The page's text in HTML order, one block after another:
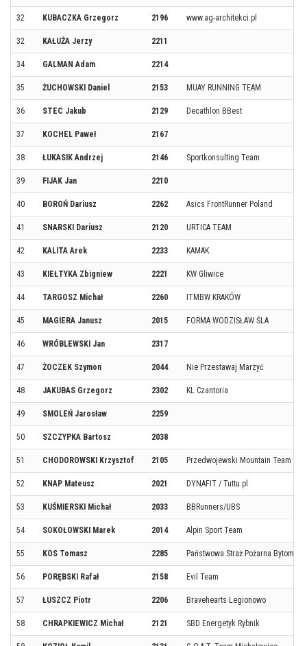
32 KUBACZKA Grzegorz 2196 www.ag-architekci.pl
32 KAŁUŻA Jerzy 2211
34 GALMAN Adam 2214
35 ŻUCHOWSKI Daniel 2153 MUAY RUNNING TEAM
36 STEC Jakub 2129 Decathlon BBest
37 KOCHEL Paweł 2167
38 ŁUKASIK Andrzej 2146 Sportkonsulting Team
39 FIJAK Jan 2210
40 BOROŃ Dariusz 2262 Asics FrontRunner Poland
41 SNARSKI Dariusz 2120 URTICA TEAM
42 KALITA Arek 2233 KAMAK
43 KIEŁTYKA Zbigniew 2221 KW Gliwice
44 TARGOSZ Michał 2260 ITMBW KRAKÓW
45 MAGIERA Janusz 2015 FORMA WODZISŁAW ŚLA
46 WRÓBLEWSKI Jan 2317
47 ŻOCZEK Szymon 2044 Nie Przestawaj Marzyć
48 JAKUBAS Grzegorz 2302 KL Czantoria
49 SMOLEŃ Jarosław 2259
50 SZCZYPKA Bartosz 2038
51 CHODOROWSKI Krzysztof 2105 Przedwojewski Mountain Team
52 KNAP Mateusz 2021 DYNAFIT / Tuttu.pl
53 KUŚMIERSKI Michał 2033 BBRunners/UBS
54 SOKOŁOWSKI Marek 2014 Alpin Sport Team
55 KOS Tomasz 2285 Państwowa Straż Pożarna Bytom
56 PORĘBSKI Rafał 2158 Evil Team
57 ŁUSZCZ Piotr 2206 Bravehearts Legionowo
58 CHRAPKIEWICZ Michał 2121 SBD Energetyk Rybnik